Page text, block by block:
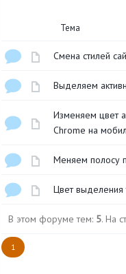
Тема
Смена стилей
Выделяем
Изменяем цвет
Chrome на
Меняем полосу
Цвет выделения
В этом форуме тем: 5. На
1